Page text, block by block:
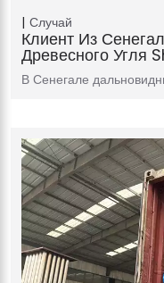
Случай
Клиент Из
Древесного Угля
В Сенегале